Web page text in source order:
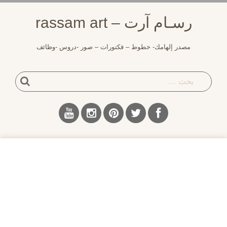
رسـام آرت – rassam art
مصدر إلهامك- خطوط – فكتورات – صور -دروس -وظائف